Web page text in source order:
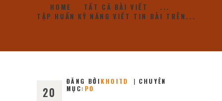
HOME TẤT CẢ BÀI VIẾT
...
TẬP HUẤN KỸ NĂNG VIẾT TIN BÀI TRÊN...
LIÊN HỆ
20
ĐĂNG BỞI KHOITD
CHUYÊN
MỤC: PO